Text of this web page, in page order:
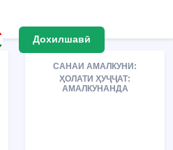
Дохилшавӣ
САНАИ АМАЛКУНИ:
ҲОЛАТИ ҲУҶҶАТ:
АМАЛКУНАНДА